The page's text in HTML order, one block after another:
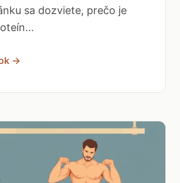
sa dozviete, prečo je
→